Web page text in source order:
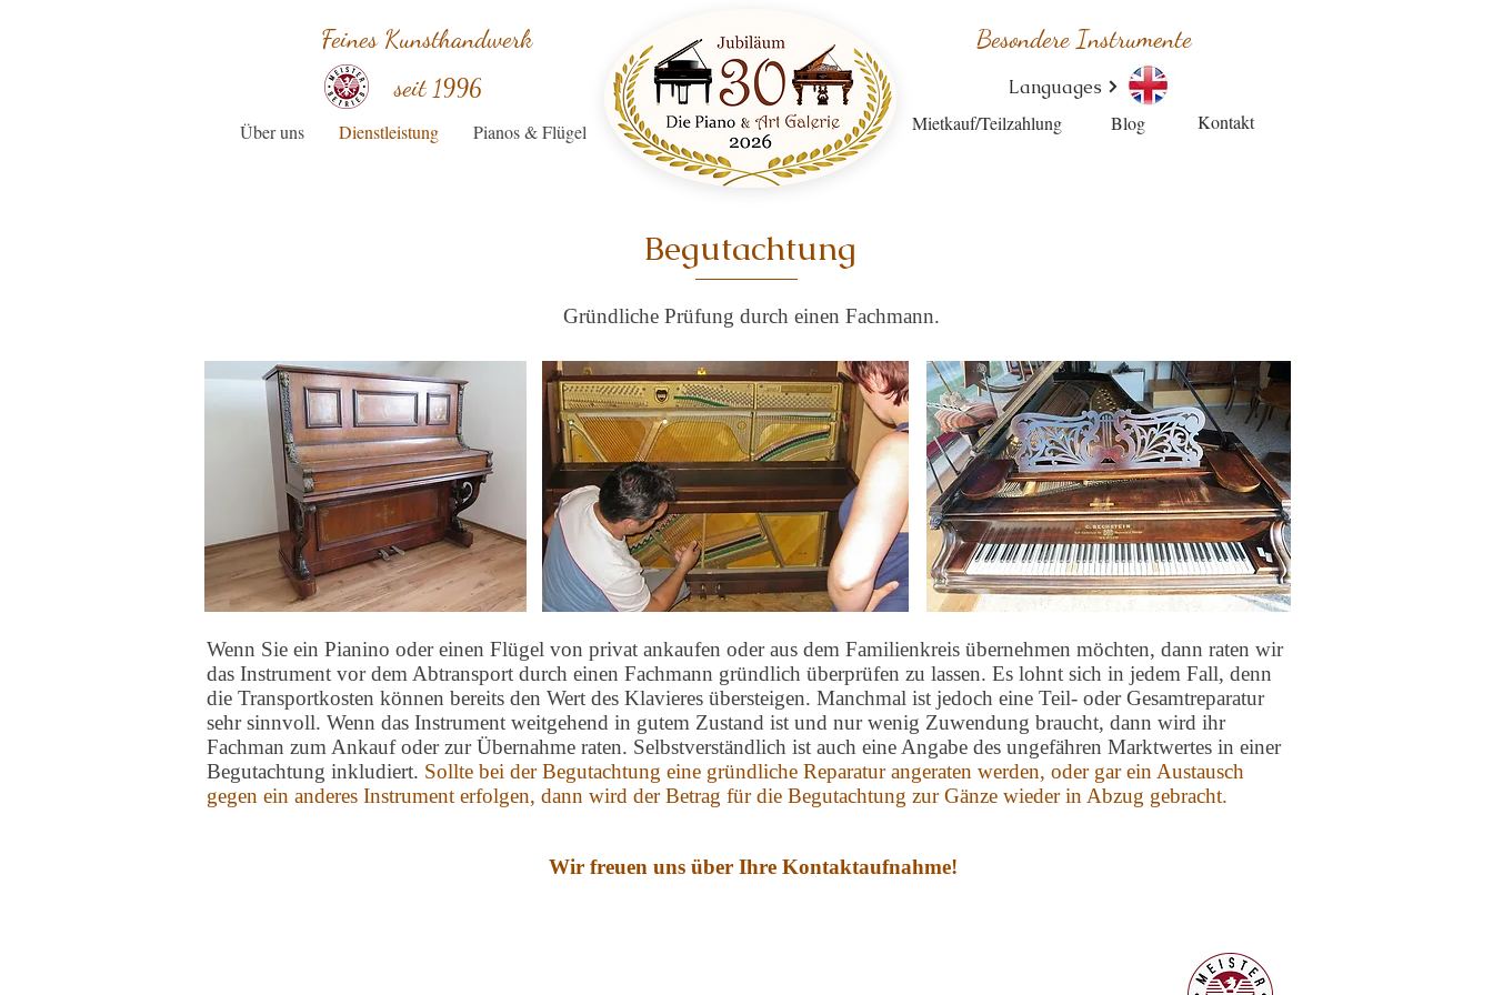
Feines Kunsthandwerk
Über uns Dienstleistung Pianos & Flügel
seit 1996
Besondere Instrumente
Languages
Mietkauf/Teilzahlung
Blog Kontakt
Begutachtung
Gründliche Prüfung durch einen Fachmann.
Wenn Sie ein Pianino oder einen Flügel von privat ankaufen oder aus dem Familienkreis übernehmen möchten, dann raten wir
das Instrument vor dem Abtransport durch einen Fachmann gründlich überprüfen zu lassen. Es lohnt sich in jedem Fall, denn
die Transportkosten können bereits den Wert des Klavieres übersteigen. Manchmal ist jedoch eine Teil- oder Gesamtreparatur
sehr sinnvoll. Wenn das Instrument weitgehend in gutem Zustand ist und nur wenig Zuwendung braucht, dann wird ihr
Fachman zum Ankauf oder zur Übernahme raten. Selbstverständlich ist auch eine Angabe des ungefähren Marktwertes in einer
Begutachtung inkludiert. Sollte bei der Begutachtung eine gründliche Reparatur angeraten werden, oder gar ein Austausch
gegen ein anderes Instrument erfolgen, dann wird der Betrag für die Begutachtung zur Gänze wieder in Abzug gebracht.
Wir freuen uns über Ihre Kontaktaufnahme!